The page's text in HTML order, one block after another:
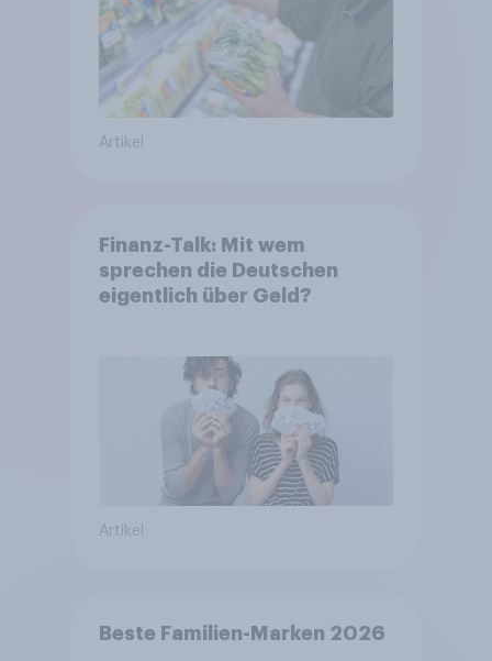
Artikel
Finanz-Talk: Mit wem
sprechen die Deutschen
eigentlich über Geld?
Artikel
Beste Familien-Marken 2026